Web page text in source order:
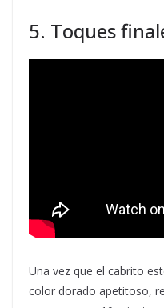
5. Toques
Una vez que el cabrito
color dorado apetitoso,